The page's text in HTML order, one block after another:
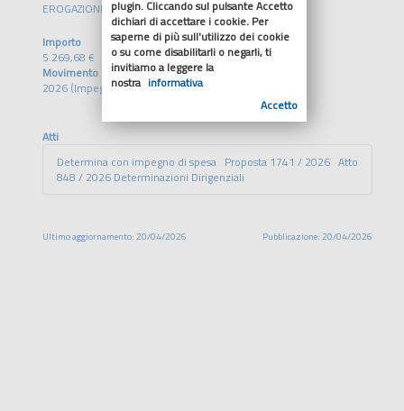
EROGAZIONE DIRETTA
Importo
5.269,68 €
Movimento
2026 (Impegno)
Atti
Determina con impegno di spesa Proposta 1741 / 2026 Atto
848 / 2026 Determinazioni Dirigenziali
Ultimo aggiornamento: 20/04/2026 Pubblicazione: 20/04/2026
plugin. Cliccando sul pulsante Accetto
dichiari di accettare i cookie. Per
saperne di più sull'utilizzo dei cookie
o su come disabilitarli o negarli, ti
invitiamo a leggere la
nostra informativa
Accetto